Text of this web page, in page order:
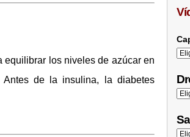
equilibrar los niveles de azúcar en
de la insulina, la diabetes